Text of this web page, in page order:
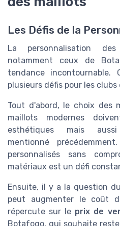
Les Défis de la
La personnalisation
notamment ceux de
tendance incontournable.
plusieurs défis pour les
Tout d'abord, le choix des
maillots modernes
esthétiques mais
mentionné
personnalisés sans
matériaux est un défi
Ensuite, il y a la question du
peut augmenter le coût
répercute sur le prix de
Botafogo, qui souhaite